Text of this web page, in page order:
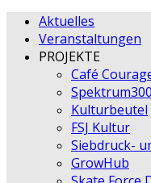
Aktuelles
Veranstaltungen
PROJEKTE
Café
Kulturbeutel
FSJ Kultur
Siebdruck-
GrowHub